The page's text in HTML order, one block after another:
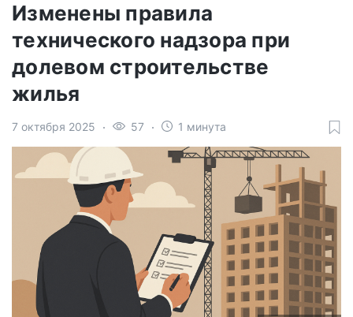
Изменены правила
технического надзора при
долевом строительстве
жилья
7 октября 2025 57 1 минута